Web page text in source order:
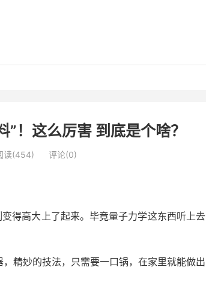
！这么厉害 到底是个啥？
读(454) 评论(0)
得高大上了起来。毕竟量子力学这东西听上去
精妙的技法，只需要一口锅，在家里就能做出